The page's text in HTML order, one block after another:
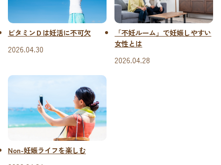
ビタミンＤは妊活に不可欠
2026.04.30
「不妊ルーム」で妊娠しやすい
女性とは
2026.04.28
Non-妊娠ライフを楽しむ